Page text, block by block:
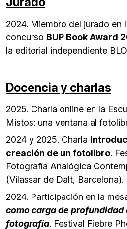
2024. Miembro del jurado en
concurso BUP Book Award
la editorial independiente
Docencia y charlas
2025. Charla online en la
Mistos: una ventana al
2024 y 2025. Charla
creación de un fotolibro.
Fotografía Analógica
(Vilassar de Dalt, Barcelona).
2024. Participación en la
como carga de profundidad
fotografía. Festival Fiebre